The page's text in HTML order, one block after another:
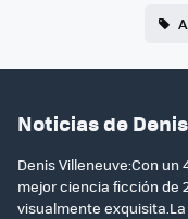
Noticias de
Denis Villeneuve:Con
mejor ciencia ficción de
visualmente